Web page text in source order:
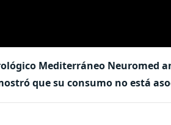
Mediterráneo Neuromed
que su consumo no está